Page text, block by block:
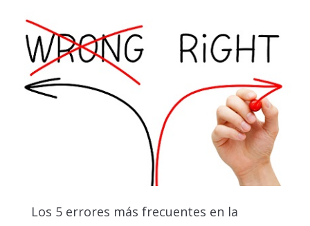
Los 5 errores más frecuentes en la